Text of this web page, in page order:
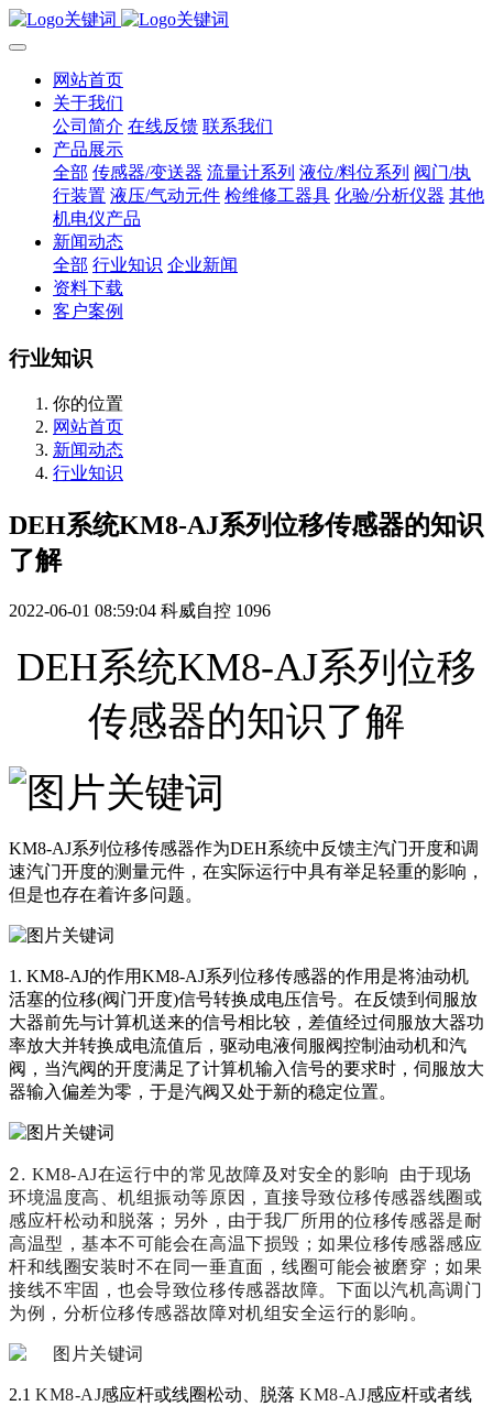
网站首页
关于我们
公司简介 在线反馈 联系我们
产品展示
全部 传感器/变送器 流量计系列 液位/料位系列 阀门/执
行装置 液压/气动元件 检维修工器具 化验/分析仪器 其他
机电仪产品
新闻动态
全部 行业知识 企业新闻
资料下载
客户案例
行业知识
你的位置
网站首页
新闻动态
行业知识
DEH系统KM8-AJ系列位移传感器的知识
了解
2022-06-01 08:59:04 科威自控 1096
DEH系统KM8-AJ系列位移
传感器的知识了解
KM8-AJ系列 位移传感器作为DEH系统中反馈主汽门开度和调
速汽门开度的测量元件，在实际运行中具有举足轻重的影响，
但是也存在着许多问题。
1. KM8-AJ的作用KM8-AJ系列 位移传感器的作用是将油动机
活塞的位移(阀门开度)信号转换成电压信号。在反馈到伺服放
大器前先与计算机送来的信号相比较，差值经过伺服放大器功
率放大并转换成电流值后，驱动电液伺服阀控制油动机和汽
阀，当汽阀的开度满足了计算机输入信号的要求时，伺服放大
器输入偏差为零，于是汽阀又处于新的稳定位置。
2. KM8-AJ在运行中的常见故障及对安全的影响 由于现场
环境温度高、机组振动等原因，直接导致位移传感器线圈或
感应杆松动和脱落；另外，由于我厂所用的位移传感器是耐
高温型，基本不可能会在高温下损毁；如果位移传感器感应
杆和线圈安装时不在同一垂直面，线圈可能会被磨穿；如果
接线不牢固，也会导致位移传感器故障。下面以汽机高调门
为例，分析位移传感器故障对机组安全运行的影响。
2.1 KM8-AJ感应杆或线圈松动、脱落KM8-AJ感应杆或者线